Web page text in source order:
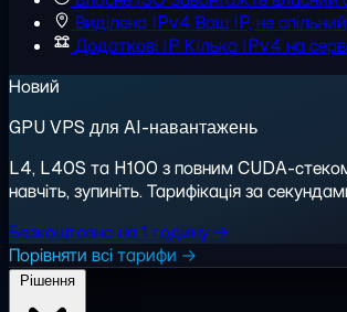
Виділена IPv4 Ваш IP, не спільний
Додаткові IP Кілька IPv4 на
Новий
GPU VPS для AI-навантажень
L4, L40S та H100 з повним CUDA-
навчіть, зупиніть. Тарифікація за
Безкоштовно на 1 годину →
Порівняти всі тарифи →